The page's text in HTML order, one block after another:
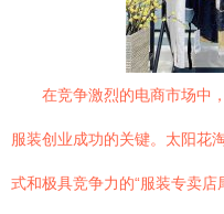
在竞争激烈的电商市场中
服装创业成功的关键。太阳花
式和极具竞争力的“服装专卖